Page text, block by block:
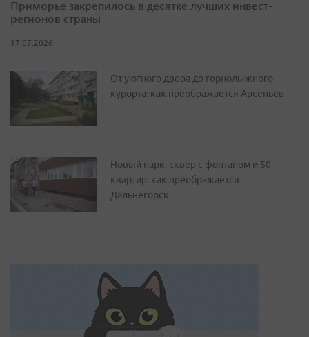
Приморье закрепилось в десятке лучших инвест-
регионов страны
17.07.2026
От уютного двора до горнолыжного
курорта: как преображается Арсеньев
Новый парк, сквер с фонтаном и 50
квартир: как преображается
Дальнегорск